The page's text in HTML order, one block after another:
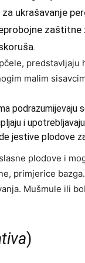
ukrašavanje
malim
podrazumijevaju
i
jestive plodove
plodove i
primjerice
Mušmule ili
)